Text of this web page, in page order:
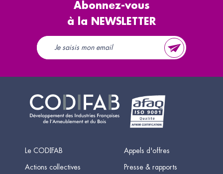
Abonnez-vous
à la NEWSLETTER
Le CODIFAB
Actions collectives
Appels d'offres
Presse & rapports